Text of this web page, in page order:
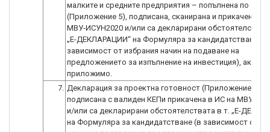
малките и средните предприятия – попълнена по
(Приложение 5), подписана, сканирана и прикачена в
МВУ-ИСУН2020 и/или са декларирани
„E-ДЕКЛАРАЦИИ“ на Формуляра за кандидатстване (в
зависимост от избрания начин на подаване на
предложението за изпълнение на инвестиция), ако е
приложимо.
7. Декларация за проектна готовност (Приложение 6),
подписана с валиден КЕПи прикачена в ИС на МВУ -
и/или са декларирани обстоятелствата в т. „E-
на Формуляра за кандидатстване (в зависимост от